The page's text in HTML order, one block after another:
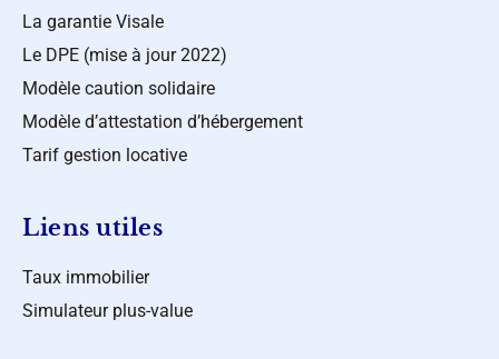
La garantie Visale
Le DPE (mise à jour 2022)
Modèle caution solidaire
Modèle d’attestation d’hébergement
Tarif gestion locative
Liens utiles
Taux immobilier
Simulateur plus-value